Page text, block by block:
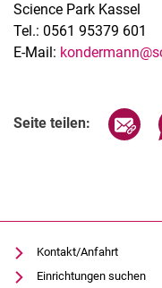
Science Park Kassel
Tel.: 0561 95379 601
E-Mail:
Seite teilen:
Kontakt/Anfahrt
Einrichtungen suchen